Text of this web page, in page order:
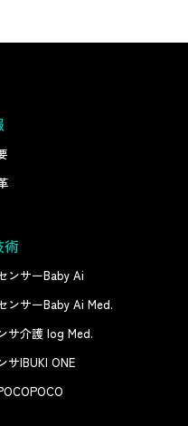
術
ンサーBaby Ai
ンサーBaby Ai Med.
サ介護 log Med.
サIBUKI ONE